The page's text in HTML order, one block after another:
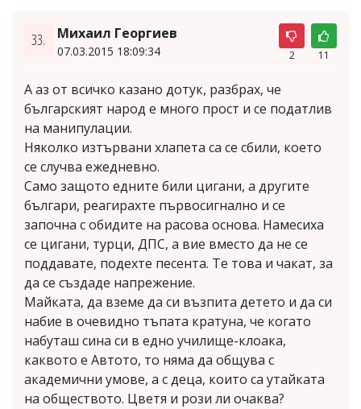
33. Михаил Георгиев
07.03.2015 18:09:34 2 11
А аз от всичко казано дотук, разбрах, че
българският народ е много прост и се податлив
на манипулации.
Няколко изтървани хлапета са се сбили, което
се случва ежедневно.
Само защото едните били цигани, а другите
българи, реагирахте първосигнално и се
започна с обидите на расова основа. Намесиха
се цигани, турци, ДПС, а вие вместо да не се
поддавате, подехте песента. Те това и чакат, за
да се създаде напрежение.
Майката, да вземе да си възпита детето и да си
набие в очевидно тъпата кратуна, че когато
набуташ сина си в едно училище-клоака,
каквото е Автото, то няма да общува с
академични умове, а с деца, които са утайката
на обществото. Цветя и рози ли очаква?